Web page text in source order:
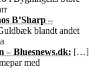
B’Sharp –
blandt andet
– Bluesnews.dk: […]
med